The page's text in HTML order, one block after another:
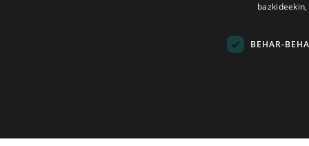
BEHAR-